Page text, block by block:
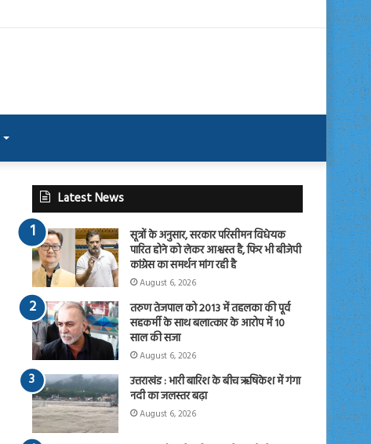
Latest News
सूत्रों के अनुसार, सरकार परिसीमन विधेयक
पारित होने को लेकर आश्वस्त है, फिर भी बीजेपी
कांग्रेस का समर्थन मांग रही है
August 6, 2026
तरुण तेजपाल को 2013 में तहलका की पूर्व
सहकर्मी के साथ बलात्कार के आरोप में 10
साल की सजा
August 6, 2026
उत्तराखंड : भारी बारिश के बीच ऋषिकेश में गंगा
नदी का जलस्तर बढ़ा
August 6, 2026